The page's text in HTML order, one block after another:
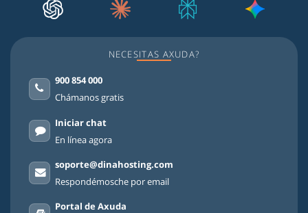
NECESITAS AXUDA?
900 854 000
Chámanos gratis
Iniciar chat
En línea agora
soporte@dinahosting.com
Respondémosche por email
Portal de Axuda